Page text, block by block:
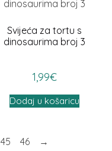
Svijeća za tortu s
dinosaurima broj 3
1,99€
Dodaj u košaricu
45 46 →